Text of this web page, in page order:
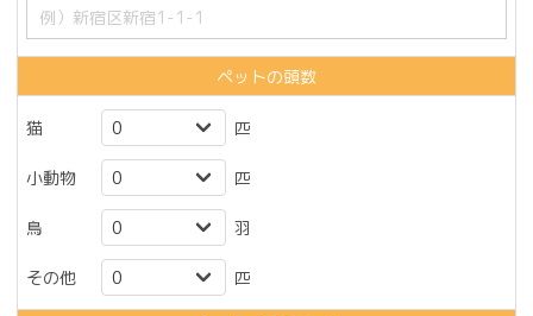
ペットの頭数
猫 匹
小動物 匹
鳥 羽
その他 匹